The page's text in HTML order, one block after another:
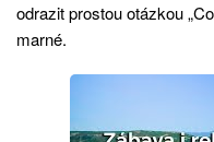
odrazit prostou otázkou
marné.